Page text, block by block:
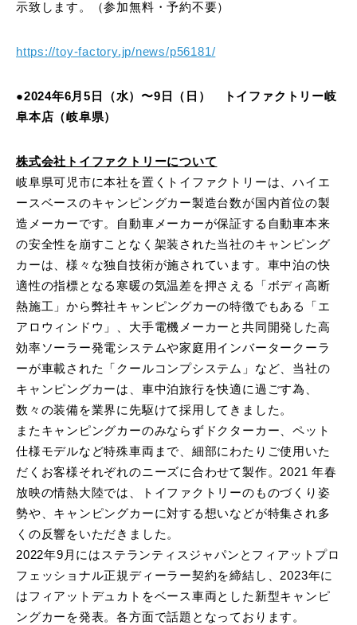
示致します。（参加無料・予約不要）
https://toy-factory.jp/news/p56181/
●2024年6月5日（水）〜9日（日） トイファクトリー岐
阜本店（岐阜県）
株式会社トイファクトリーについて
岐阜県可児市に本社を置くトイファクトリーは、ハイエ
ースベースのキャンピングカー製造台数が国内首位の製
造メーカーです。自動車メーカーが保証する自動車本来
の安全性を崩すことなく架装された当社のキャンピング
カーは、様々な独自技術が施されています。車中泊の快
適性の指標となる寒暖の気温差を押さえる「ボディ高断
熱施工」から弊社キャンピングカーの特徴でもある「エ
アロウィンドウ」、大手電機メーカーと共同開発した高
効率ソーラー発電システムや家庭用インバータークーラ
ーが車載された「クールコンプシステム」など、当社の
キャンピングカーは、車中泊旅行を快適に過ごす為、
数々の装備を業界に先駆けて採用してきました。
またキャンピングカーのみならずドクターカー、ペット
仕様モデルなど特殊車両まで、細部にわたりご使用いた
だくお客様それぞれのニーズに合わせて製作。2021 年春
放映の情熱大陸では、トイファクトリーのものづくり姿
勢や、キャンピングカーに対する想いなどが特集され多
くの反響をいただきました。
2022年9月にはステランティスジャパンとフィアットプロ
フェッショナル正規ディーラー契約を締結し、2023年に
はフィアットデュカトをベース車両とした新型キャンピ
ングカーを発表。各方面で話題となっております。